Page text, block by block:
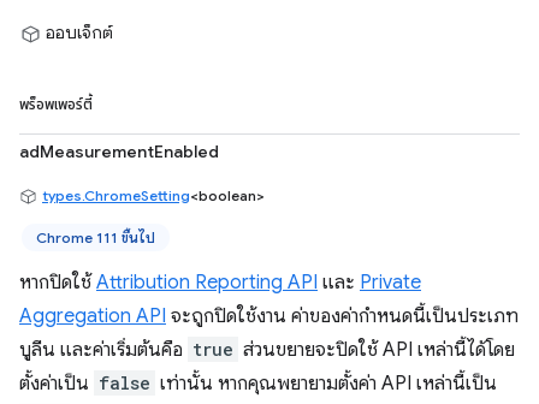
ออบเจ็กต์
พร็อพเพอร์ตี้
adMeasurementEnabled
types.ChromeSetting<boolean>
Chrome 111 ขึ้นไป
หากปิดใช้ Attribution Reporting API และ Private
Aggregation API จะถูกปิดใช้งาน ค่าของค่ากำหนดนี้เป็นประเภท
บูลีน และค่าเริ่มต้นคือ true ส่วนขยายจะปิดใช้ API เหล่านี้ได้โดย
ตั้งค่าเป็น false เท่านั้น หากคุณพยายามตั้งค่า API เหล่านี้เป็น